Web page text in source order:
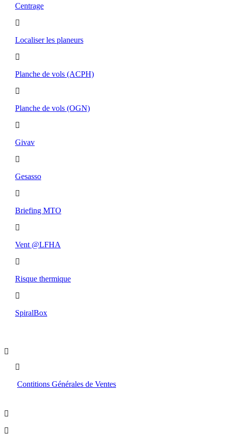
Centrage
Localiser les planeurs
Planche de vols (ACPH)
Planche de vols (OGN)
Givav
Gesasso
Briefing MTO
Vent @LFHA
Risque thermique
SpiralBox
Contitions Générales de Ventes